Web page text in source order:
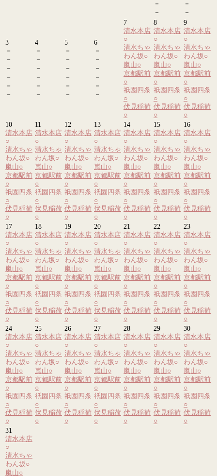
－
－
－
－
3
－
－
－
－
－
－
4
－
－
－
－
－
－
5
－
－
－
－
－
－
6
－
－
－
－
－
－
7
清水本店
○
清水ちゃ
わん坂○
嵐山○
京都駅前
○
祇園四条
○
伏見稲荷
○
8
清水本店
○
清水ちゃ
わん坂○
嵐山○
京都駅前
○
祇園四条
○
伏見稲荷
○
9
清水本店
○
清水ちゃ
わん坂○
嵐山○
京都駅前
○
祇園四条
○
伏見稲荷
○
10
清水本店
○
清水ちゃ
わん坂○
嵐山○
京都駅前
○
祇園四条
○
伏見稲荷
○
11
清水本店
○
清水ちゃ
わん坂○
嵐山○
京都駅前
○
祇園四条
○
伏見稲荷
○
12
清水本店
○
清水ちゃ
わん坂○
嵐山○
京都駅前
○
祇園四条
○
伏見稲荷
○
13
清水本店
○
清水ちゃ
わん坂○
嵐山○
京都駅前
○
祇園四条
○
伏見稲荷
○
14
清水本店
○
清水ちゃ
わん坂○
嵐山○
京都駅前
○
祇園四条
○
伏見稲荷
○
15
清水本店
○
清水ちゃ
わん坂○
嵐山○
京都駅前
○
祇園四条
○
伏見稲荷
○
16
清水本店
○
清水ちゃ
わん坂○
嵐山○
京都駅前
○
祇園四条
○
伏見稲荷
○
17
清水本店
○
清水ちゃ
わん坂○
嵐山○
京都駅前
○
祇園四条
○
伏見稲荷
○
18
清水本店
○
清水ちゃ
わん坂○
嵐山○
京都駅前
○
祇園四条
○
伏見稲荷
○
19
清水本店
○
清水ちゃ
わん坂○
嵐山○
京都駅前
○
祇園四条
○
伏見稲荷
○
20
清水本店
○
清水ちゃ
わん坂○
嵐山○
京都駅前
○
祇園四条
○
伏見稲荷
○
21
清水本店
○
清水ちゃ
わん坂○
嵐山○
京都駅前
○
祇園四条
○
伏見稲荷
○
22
清水本店
○
清水ちゃ
わん坂○
嵐山○
京都駅前
○
祇園四条
○
伏見稲荷
○
23
清水本店
○
清水ちゃ
わん坂○
嵐山○
京都駅前
○
祇園四条
○
伏見稲荷
○
24
清水本店
○
清水ちゃ
わん坂○
嵐山○
京都駅前
○
祇園四条
○
伏見稲荷
○
25
清水本店
○
清水ちゃ
わん坂○
嵐山○
京都駅前
○
祇園四条
○
伏見稲荷
○
26
清水本店
○
清水ちゃ
わん坂○
嵐山○
京都駅前
○
祇園四条
○
伏見稲荷
○
27
清水本店
○
清水ちゃ
わん坂○
嵐山○
京都駅前
○
祇園四条
○
伏見稲荷
○
28
清水本店
○
清水ちゃ
わん坂○
嵐山○
京都駅前
○
祇園四条
○
伏見稲荷
○
29
清水本店
○
清水ちゃ
わん坂○
嵐山○
京都駅前
○
祇園四条
○
伏見稲荷
○
30
清水本店
○
清水ちゃ
わん坂○
嵐山○
京都駅前
○
祇園四条
○
伏見稲荷
○
31
清水本店
○
清水ちゃ
わん坂○
嵐山○